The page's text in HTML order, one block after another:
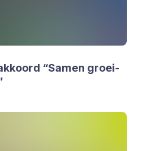
“Samen groei­